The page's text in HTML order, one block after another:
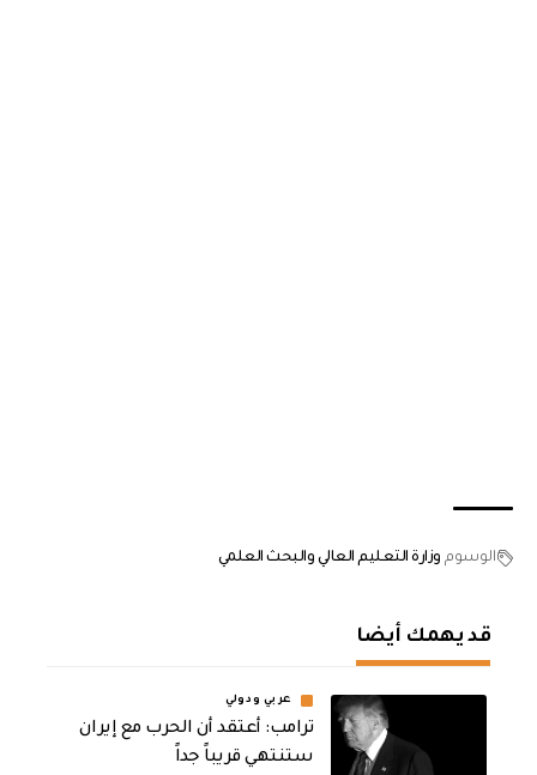
الوسوم وزارة التعليم العالي والبحث العلمي
قد يهمك أيضا
عربي ودولي
‏ترامب: أعتقد أن الحرب مع إيران
ستنتهي قريباً جداً